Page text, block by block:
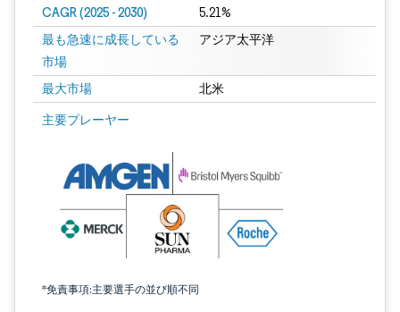
CAGR (2025 - 2030) 5.21%
最も急速に成長している
市場
アジア太平洋
最大市場 北米
主要プレーヤー
*免責事項:主要選手の並び順不同